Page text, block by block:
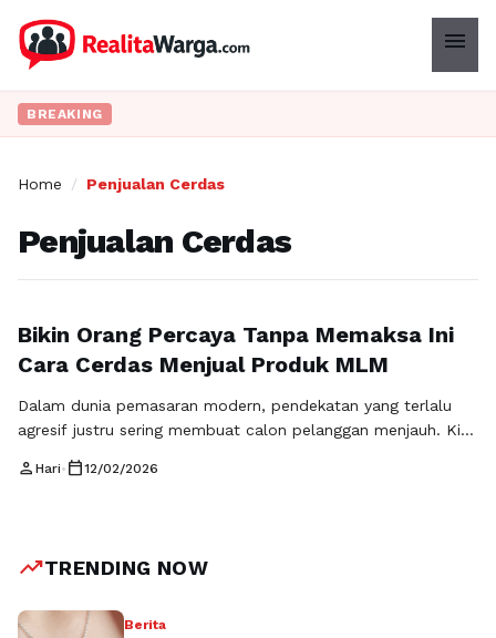
menu
BREAKING
Home / Penjualan Cerdas
Penjualan Cerdas
Bikin Orang Percaya Tanpa Memaksa Ini
Cara Cerdas Menjual Produk MLM
Dalam dunia pemasaran modern, pendekatan yang terlalu
agresif justru sering membuat calon pelanggan menjauh. Kini,
edukasi dan membangun kepercayaan. Konsep manfaat dan
pelaku bisnis MLM menyampaikan pesan secara halus, …
person Hari• calendar_today12/02/2026
trending_upTRENDING NOW
Berita